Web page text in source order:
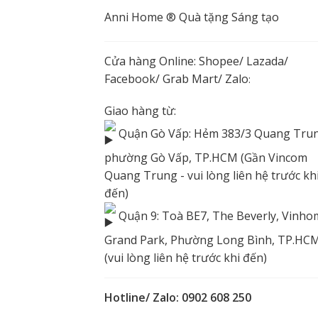
Anni Home ® Quà tặng Sáng tạo
Cửa hàng Online: Shopee/ Lazada/
Facebook/ Grab Mart/ Zalo:
Giao hàng từ:
Quận Gò Vấp: Hẻm 383/3 Quang
phường Gò Vấp, TP.HCM (Gần Vincom
Quang Trung - vui lòng liên hệ trước khi
đến)
Quận 9: Toà BE7, The Beverly,
Grand Park, Phường Long Bình,
(vui lòng liên hệ trước khi đến)
Hotline/ Zalo: 0902 608 250